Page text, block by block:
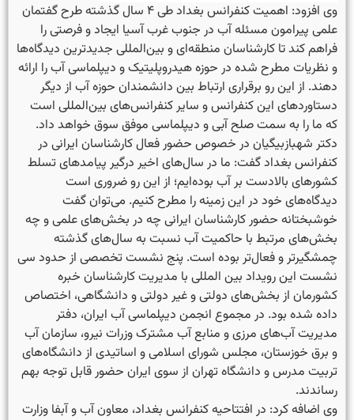
وی افزود: اهمیت کنفرانس بغداد طی ۴ سال گذشته طرح گفتمان
علمی پیرامون مسئله آب در جنوب غرب آسیا ایجاد و فرصتی را
فراهم کند تا کارشناسان منطقه‌ای و بین‌المللی جدیدترین دیدگاه‌ها
و نظریات مطرح شده در حوزه هیدروپلیتیک و دیپلماسی آب را ارائه
دهند. از این رو برقراری ارتباط بین دانشمندان حوزه آب از دیگر
دستاوردهای این کنفرانس و سایر کنفرانس‌های بین‌المللی است
که ما را به سمت صلح آبی و دیپلماسی موفق سوق خواهد داد.
دکتر شهبازبیگیان در خصوص حضور فعال کارشناسان ایرانی در
کنفرانس بغداد گفت: ما در سال‌های اخیر درگیر پیامدهای تسلط
کشورهای بالادست بر آب بوده‌ایم؛ از این رو ضروری است
دیدگاه‌های خود در این زمینه را مطرح کنیم. می‌توان گفت
خوشبختانه حضور کارشناسان ایرانی چه در بخش‌های علمی و چه
بخش‌های مرتبط با حاکمیت آب نسبت به سال‌های گذشته
چمشگیرتر و فعال‌تر بوده است. پنج نشست تخصصی از حدود سی
نشست این رویداد بین المللی با مدیریت کارشناسان خبره
کشورمان از بخش‌های دولتی و غیر دولتی و دانشگاهی، اختصاص
داده شده بود. در مجموع انجمن دیپلماسی آب ایران، دفتر
مدیریت آب‌های مرزی و منابع آب مشترک وزرات نیرو، سازمان آب
و برق خوزستان، مجلس شورای اسلامی و اساتیدی از دانشگاه‌های
تربیت مدرس و دانشگاه تهران از سوی ایران حضور قابل توجه بهم
رساندند.
وی اضافه کرد: در افتتاحیه کنفرانس بغداد، معاون آب و آبفا وزارت